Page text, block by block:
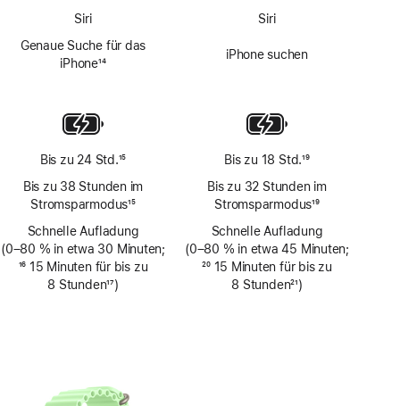
Siri
Genaue Suche für das
iPhone14
Bis zu 24 Std.15
Bis zu 38 Stunden im
Stromsparmodus15
Schnelle Aufladung
(0–80 % in etwa 30 Minuten;
Fußnote
16 15 Minuten für bis zu
8 Stunden17)
Siri
iPhone suchen
Bis zu 18 Std.19
Bis zu 32 Stunden im
Stromsparmodus19
Schnelle Aufladung
(0–80 % in etwa 45 Minuten;
Fußnote
2015 Minuten für bis zu
8 Stunden21)